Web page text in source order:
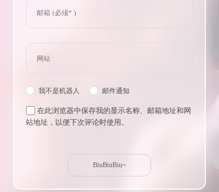
我不是机器人 邮件通知
在此浏览器中保存我的显示名称、邮箱地址和网
站地址，以便下次评论时使用。